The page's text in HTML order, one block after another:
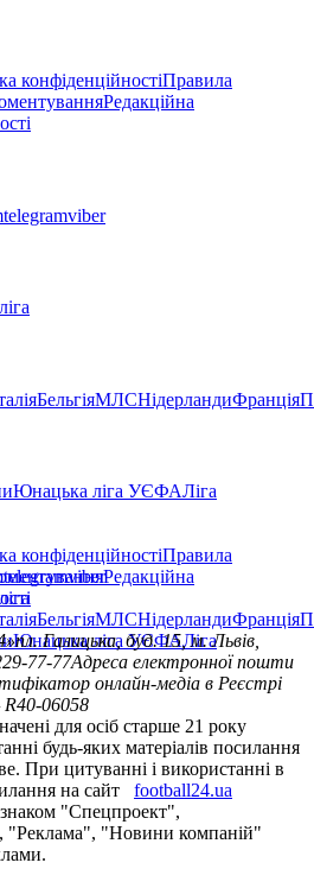
конфіденційностіПравила
Редакційна
telegramviber
БельгіяМЛСНідерландиФранція
Юнацька ліга УЄФАЛіга
конфіденційностіПравила
Редакційна
telegramviber
БельгіяМЛСНідерландиФранція
Юнацька ліга УЄФАЛіга
пл. Галицька, буд. 15, м. Львів,
77-77Адреса електронної пошти
онлайн-медіа в Реєстрі
R40-06058
для осіб старше 21 року
будь-яких матеріалів посилання
При цитуванні і використанні в
на сайт
football24.ua
знаком "Спецпроект",
"Реклама", "Новини компаній"